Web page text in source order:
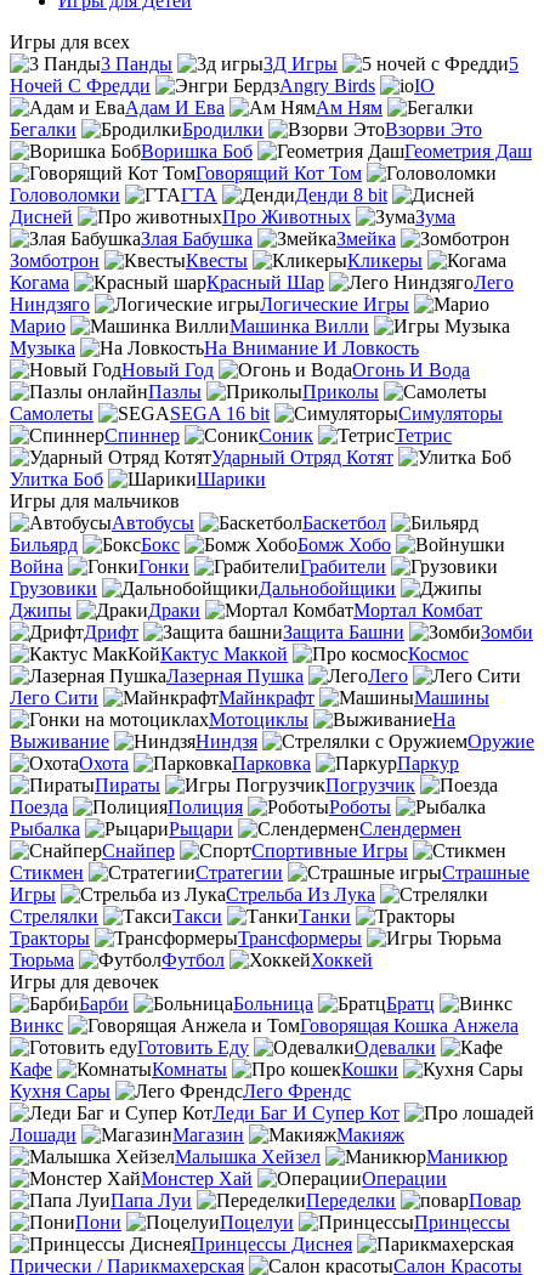
Игры для всех
3 Панды
3Д Игры
5
Ночей С Фредди
Angry Birds
IO
Адам И Ева
Ам Ням
Бегалки
Бродилки
Взорви Это
Воришка Боб
Геометрия Даш
Говорящий Кот Том
Головоломки
ГТА
Денди 8 bit
Дисней
Про Животных
Зума
Злая Бабушка
Змейка
Зомботрон
Квесты
Кликеры
Когама
Красный Шар
Лего
Ниндзяго
Логические Игры
Марио
Машинка Вилли
Музыка
На Внимание И Ловкость
Новый Год
Огонь И Вода
Пазлы
Приколы
Самолеты
SEGA 16 bit
Симуляторы
Спиннер
Соник
Тетрис
Ударный Отряд Котят
Улитка Боб
Шарики
Игры для мальчиков
Автобусы
Баскетбол
Бильярд
Бокс
Бомж Хобо
Война
Гонки
Грабители
Грузовики
Дальнобойщики
Джипы
Драки
Мортал Комбат
Дрифт
Защита Башни
Зомби
Кактус Маккой
Космос
Лазерная Пушка
Лего
Лего Сити
Майнкрафт
Машины
Мотоциклы
На
Выживание
Ниндзя
Оружие
Охота
Парковка
Паркур
Пираты
Погрузчик
Поезда
Полиция
Роботы
Рыбалка
Рыцари
Слендермен
Снайпер
Спортивные Игры
Стикмен
Стратегии
Страшные
Игры
Стрельба Из Лука
Стрелялки
Такси
Танки
Тракторы
Трансформеры
Тюрьма
Футбол
Хоккей
Игры для девочек
Барби
Больница
Братц
Винкс
Говорящая Кошка Анжела
Готовить Еду
Одевалки
Кафе
Комнаты
Кошки
Кухня Сары
Лего Френдс
Леди Баг И Супер Кот
Лошади
Магазин
Макияж
Малышка Хейзел
Маникюр
Монстер Хай
Операции
Папа Луи
Переделки
Повар
Пони
Поцелуи
Принцессы
Принцессы Диснея
Прически / Парикмахерская
Салон Красоты